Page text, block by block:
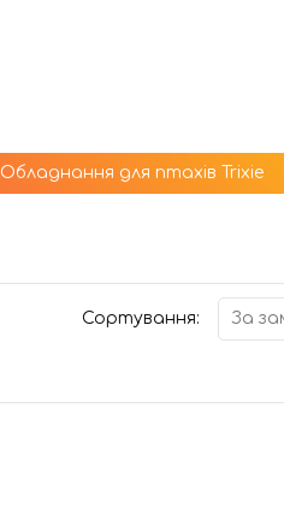
Обладнання для птахів Trixie
Сортування: